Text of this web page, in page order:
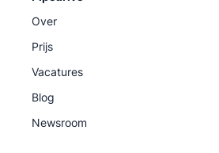
Over
Prijs
Vacatures
Blog
Newsroom